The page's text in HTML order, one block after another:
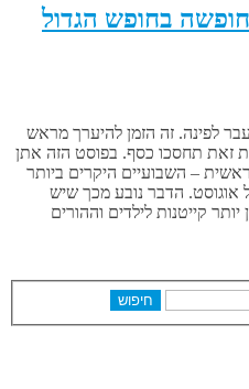
חופשה בחופש הגדול
לפינה. זה הזמן להיערך מראש
זאת תחסכו כסף. בפוסט הזה אתן
לחיסכון בהזמנת החופשה. 1. ראשית – השבועיים היקרים ביותר
הדבר נובע מכך שיש
קייטנות לילדים וההורים
חיפוש